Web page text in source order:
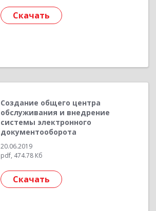
Скачать
Создание общего центра
обслуживания и внедрение
системы электронного
документооборота
20.06.2019
pdf, 474.78 Кб
Скачать